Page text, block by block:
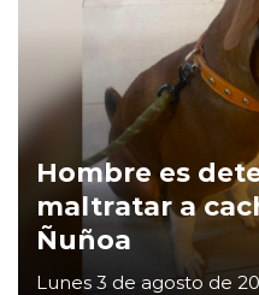
Hombre es
maltratar a
Ñuñoa
Lunes 3 de agosto de